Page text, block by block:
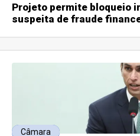
Projeto permite bloqueio
suspeita de fraude
Câmara